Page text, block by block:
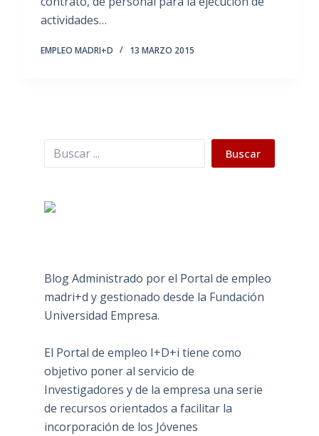
actividades…
EMPLEO MADRI+D 13 MARZO 2015
Buscar Buscar
Blog Administrado por el Portal de empleo
madri+d y gestionado desde la Fundación
Universidad Empresa.
El Portal de empleo I+D+i tiene como
objetivo poner al servicio de
Investigadores y de la empresa una serie
de recursos orientados a facilitar la
incorporación de los Jóvenes